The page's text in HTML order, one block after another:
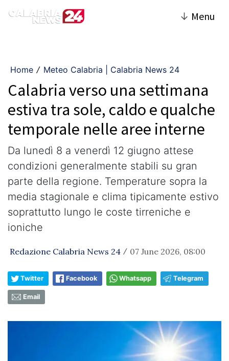
↓ Menu
Home / Meteo Calabria | Calabria News 24
Calabria verso una settimana
estiva tra sole, caldo e qualche
temporale nelle aree interne
Da lunedì 8 a venerdì 12 giugno attese
condizioni generalmente stabili su gran
parte della regione. Temperature sopra la
media stagionale e clima tipicamente estivo
soprattutto lungo le coste tirreniche e
ioniche
Redazione Calabria News 24 / 07 June 2026, 08:00
Twitter Facebook Whatsapp Telegram
Email